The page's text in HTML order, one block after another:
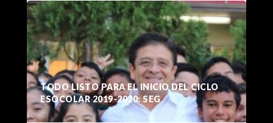
TODO LISTO PARA EL INICIO DEL CICLO
ESOCOLAR 2019-2020: SEG